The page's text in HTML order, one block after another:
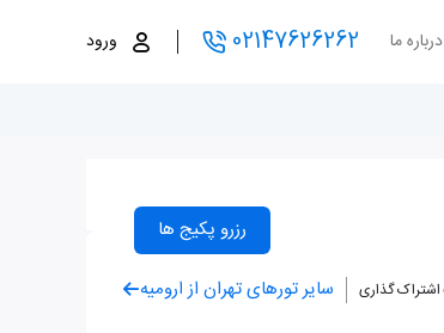
درباره ما 02147626262 ورود
رزرو پکیج ها
اشتراک گذاری سایر تورهای تهران از ارومیه